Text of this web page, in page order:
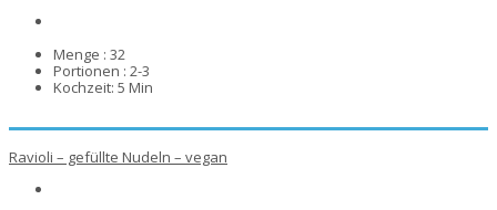
Menge : 32
Portionen : 2-3
Kochzeit: 5 Min
Ravioli – gefüllte Nudeln – vegan